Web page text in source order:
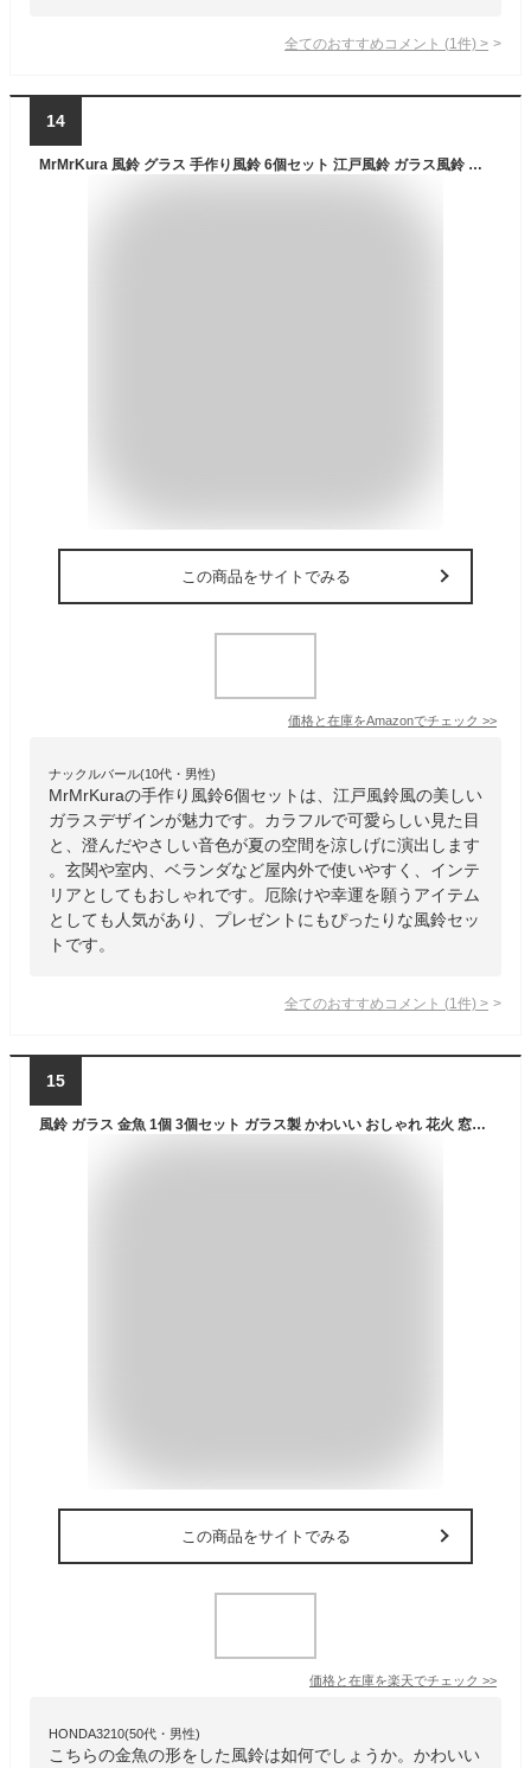
全てのおすすめコメント (1 件) >
14
MrMrKura 風鈴 グラス 手作り風鈴 6個セット 江戸風鈴 ガラス風鈴 可愛い 玄関風鈴 ウインドチャイム 花球 無地 カラフル オシャレ 澄んだ音 屋外 屋内 厄除く 幸運 プレゼント おしゃれ インテリア ギフト 飾り (花球付き)
この商品をサイトでみる
価格と在庫をAmazonでチェック >>
ナックルバール(10代・男性)
MrMrKuraの手作り風鈴6個セットは、江戸風鈴風の美しい
ガラスデザインが魅力です。カラフルで可愛らしい見た目
と、澄んだやさしい音色が夏の空間を涼しげに演出します
。玄関や室内、ベランダなど屋内外で使いやすく、インテ
リアとしてもおしゃれです。厄除けや幸運を願うアイテム
としても人気があり、プレゼントにもぴったりな風鈴セッ
トです。
全てのおすすめコメント (1 件) >
15
風鈴 ガラス 金魚 1個 3個セット ガラス製 かわいい おしゃれ 花火 窓屋根飾り 室内外兼用 短冊付き 幸運をもたらす 誕生日 プレゼント ギフト インテリア おみやげ 贈り物 飾り物
この商品をサイトでみる
価格と在庫を楽天でチェック >>
HONDA3210(50代・男性)
こちらの金魚の形をした風鈴は如何でしょうか。かわいい